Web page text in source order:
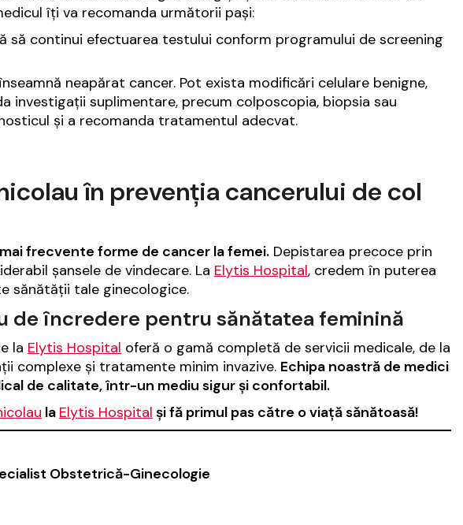
îți va recomanda următorii pași:
să continui efectuarea testului conform programului de screening
neapărat cancer. Pot exista modificări celulare benigne,
investigații suplimentare, precum colposcopia, biopsia sau
și a recomanda tratamentul adecvat.
în prevenția cancerului de col
frecvente forme de cancer la femei. Depistarea precoce prin
șansele de vindecare. La Elytis Hospital, credem în puterea
sănătății tale ginecologice.
de încredere pentru sănătatea feminină
la Elytis Hospital oferă o gamă completă de servicii medicale, de la
complexe și tratamente minim invazive. Echipa noastră de medici
de calitate, într-un mediu sigur și confortabil.
la Elytis Hospital și fă primul pas către o viață sănătoasă!
Obstetrică-Ginecologie